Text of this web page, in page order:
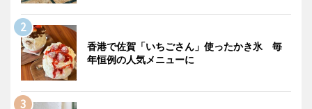
香港で佐賀「いちごさん」使ったかき氷 毎
年恒例の人気メニューに